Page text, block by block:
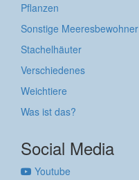
Pflanzen
Sonstige Meeresbewohner
Stachelhäuter
Verschiedenes
Weichtiere
Was ist das?
Social Media
Youtube